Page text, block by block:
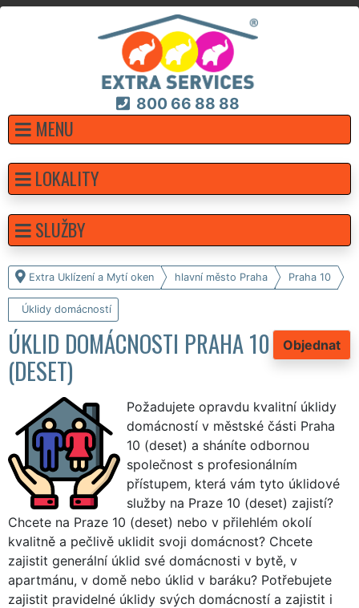
800 66 88 88
MENU
Extra Uklízení a Mytí oken hlavní město Praha Praha 10
Úklidy domácností
Objednat
ÚKLID DOMÁCNOSTI PRAHA 10
(DESET)
Požadujete opravdu kvalitní úklidy
domácností v městské části Praha
10 (deset) a sháníte odbornou
společnost s profesionálním
přístupem, která vám tyto úklidové
služby na Praze 10 (deset) zajistí?
Chcete na Praze 10 (deset) nebo v přilehlém okolí
kvalitně a pečlivě uklidit svoji domácnost? Chcete
zajistit generální úklid své domácnosti v bytě, v
apartmánu, v domě nebo úklid v baráku? Potřebujete
zajistit pravidelné úklidy svých domácností a zajistit i
LOKALITY
SLUŽBY